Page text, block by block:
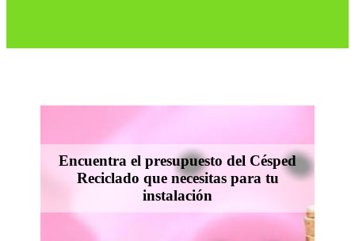
Encuentra el presupuesto del Césped
Reciclado que necesitas para tu
instalación